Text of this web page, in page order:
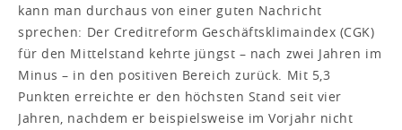
kann man durchaus von einer guten Nachricht
sprechen: Der Creditreform Geschäftsklimaindex (CGK)
für den Mittelstand kehrte jüngst – nach zwei Jahren im
Minus – in den positiven Bereich zurück. Mit 5,3
Punkten erreichte er den höchsten Stand seit vier
Jahren, nachdem er beispielsweise im Vorjahr nicht